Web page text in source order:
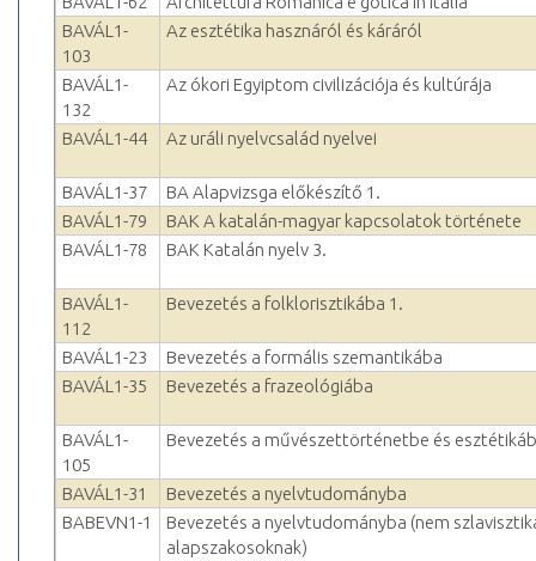
BAVÁL1-
103
Az esztétika hasznáról és káráról
BAVÁL1-
132
Az ókori Egyiptom civilizációja és kultúrája
BAVÁL1-44 Az uráli nyelvcsalád nyelvei
BAVÁL1-37
BA Alapvizsga előkészítő 1.
BAVÁL1-79
BAK A katalán-magyar kapcsolatok története
BAVÁL1-78
BAK Katalán nyelv 3.
BAVÁL1-
112
Bevezetés a folklorisztikába 1.
BAVÁL1-23
Bevezetés a formális szemantikába
BAVÁL1-35
Bevezetés a frazeológiába
BAVÁL1-
105
Bevezetés a művészettörténetbe és
BAVÁL1-31
Bevezetés a nyelvtudományba
BABEVN1-1
Bevezetés a nyelvtudományba (nem
alapszakosoknak)